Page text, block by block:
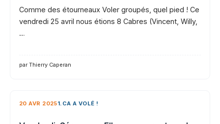
Comme des étourneaux Voler groupés, quel pied ! Ce
vendredi 25 avril nous étions 8 Cabres (Vincent, Willy,
…
par Thierry Caperan
20 AVR 20251.CA A VOLÉ !